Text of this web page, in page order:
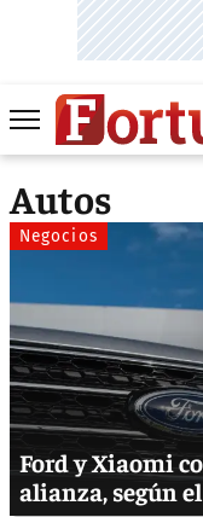
Autos
Negocios
Ford y Xiaomi
alianza, según